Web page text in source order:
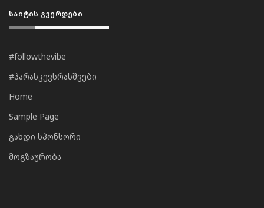
ᲡᲐᲘᲢᲘᲡ ᲒᲕᲔᲠᲓᲔᲑᲘ
#followthevibe
#პარასკევსრასშვები
Home
Sample Page
გახდი სპონსორი
მოგზაურობა